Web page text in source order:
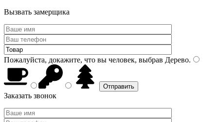
Вызвать замерщика
Пожалуйста, докажите, что вы человек, выбрав Дерево.
Заказать звонок